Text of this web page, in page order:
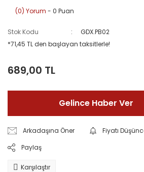
(0) Yorum - 0 Puan
Stok Kodu
GDX.PB02
*71,45 TL den başlayan taksitlerle!
689,00 TL
Gelince Haber Ver
Arkadaşına Öner
Fiyatı
Paylaş
Karşılaştır